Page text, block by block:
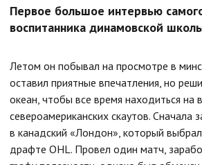
Первое большое интервью
воспитанника динамовской
Летом он побывал на просмотре в
оставил приятные впечатления, но
океан, чтобы все время находиться на
североамериканских скаутов. Сначала
в канадский «Лондон», который
драфте OHL. Провел один матч,